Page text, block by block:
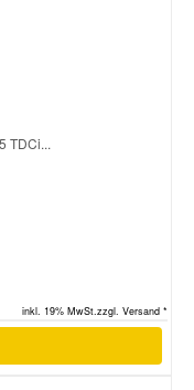
TDCi...
inkl. 19% MwSt.zzgl. Versand *